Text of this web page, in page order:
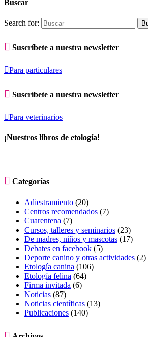
Buscar
Search for:
 Suscríbete a nuestra newsletter
Para particulares
 Suscríbete a nuestra newsletter
Para veterinarios
¡Nuestros libros de etología!
 Categorías
Adiestramiento (20)
Centros recomendados (7)
Cuarentena (7)
Cursos, talleres y seminarios (23)
De madres, niños y mascotas (17)
Debates en facebook (5)
Deporte canino y otras actividades (2)
Etología canina (106)
Etología felina (64)
Firma invitada (6)
Noticias (87)
Noticias científicas (13)
Publicaciones (140)